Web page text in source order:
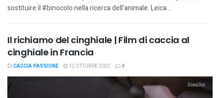
sostituire il #binocolo nella ricerca dell'animale. Leica...
Il richiamo del cinghiale | Film di caccia al
cinghiale in Francia
DI CACCIA PASSIONE 12 OTTOBRE 2022 0